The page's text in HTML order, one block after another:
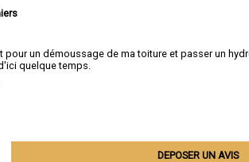
pour un démoussage de ma toiture et passer un
quelque temps.
DEPOSER UN AVIS